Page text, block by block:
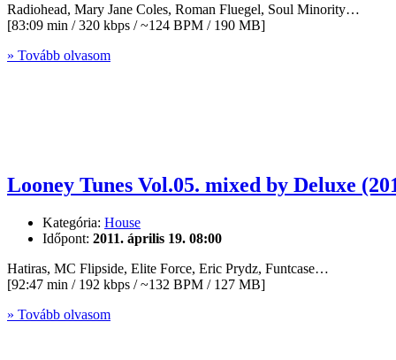
Radiohead, Mary Jane Coles, Roman Fluegel, Soul Minority…
[83:09 min / 320 kbps / ~124 BPM / 190 MB]
» Tovább olvasom
Looney Tunes Vol.05. mixed by Deluxe
Kategória: House
Időpont: 2011. április 19. 08:00
Hatiras, MC Flipside, Elite Force, Eric Prydz, Funtcase…
[92:47 min / 192 kbps / ~132 BPM / 127 MB]
» Tovább olvasom